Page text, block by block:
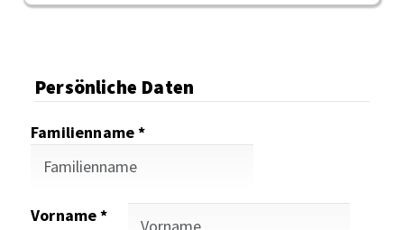
Persönliche Daten
Familienname *
Vorname *